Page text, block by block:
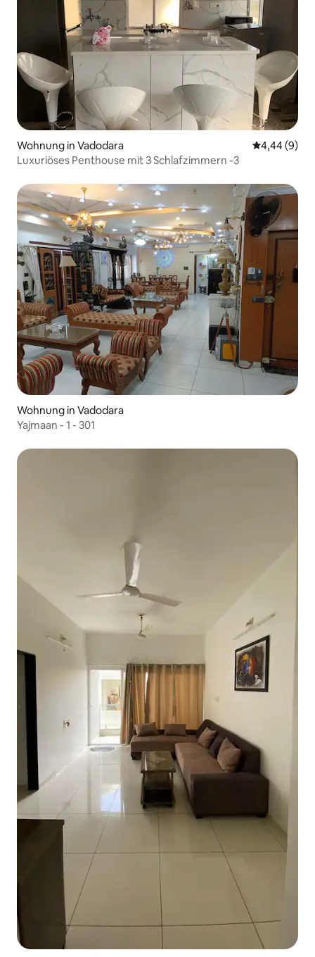
Wohnung in Vadodara
4,44 (9)
Luxuriöses Penthouse mit 3 Schlafzimmern -3
Wohnung in Vadodara
Yajmaan - 1 - 301